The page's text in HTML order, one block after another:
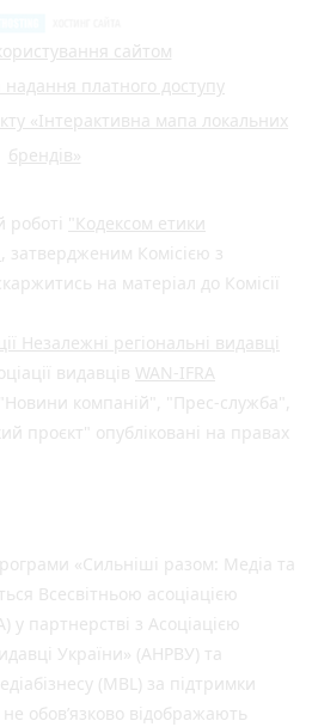
сайтом
платного доступу
«Інтерактивна мапа локальних
брендів»
роботі "Кодексом етики
, затвердженим Комісією з
на матеріал до Комісії
Незалежні регіональні видавці
видавців WAN-IFRA
компаній", "Прес-служба",
проєкт" опубліковані на правах
«Сильніші разом: Медіа та
Всесвітньою асоціацією
у партнерстві з Асоціацією
України» (АНРВУ) та
(MBL) за підтримки
обов’язково відображають